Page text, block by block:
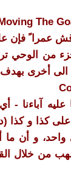
عمرا ً فإن
جزء من
أخرى
عليه آباءنا
كذا و كذا
و أن ما
من خلال